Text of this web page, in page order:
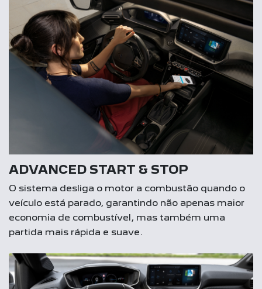
ADVANCED START & STOP
O sistema desliga o motor a combustão quando o
veículo está parado, garantindo não apenas maior
economia de combustível, mas também uma
partida mais rápida e suave.